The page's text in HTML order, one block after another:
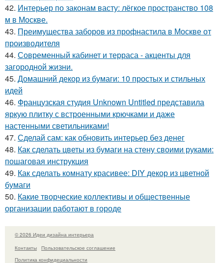
42. Интерьер по законам васту: лёгкое пространство 108
м в Москве.
43. Преимущества заборов из профнастила в Москве от
производителя
44. Современный кабинет и терраса - акценты для
загородной жизни.
45. Домашний декор из бумаги: 10 простых и стильных
идей
46. Французская студия Unknown Untitled представила
яркую плитку с встроенными крючками и даже
настенными светильниками!
47. Сделай сам: как обновить интерьер без денег
48. Как сделать цветы из бумаги на стену своими руками:
пошаговая инструкция
49. Как сделать комнату красивее: DIY декор из цветной
бумаги
50. Какие творческие коллективы и общественные
организации работают в городе
© 2026 Идеи дизайна интерьера
Контакты
Пользовательское соглашение
Политика конфидециальности